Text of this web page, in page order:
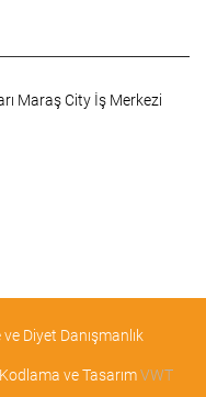
Maraş City İş Merkezi
Diyet Danışmanlık
Kodlama ve TasarımVWT